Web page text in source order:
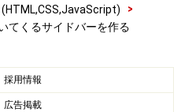
>
てくるサイドバーを作る
採用情報
広告掲載